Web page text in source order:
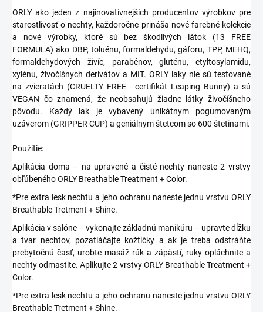
ORLY ako jeden z najinovatívnejších producentov výrobkov pre
starostlivosť o nechty, každoročne prináša nové farebné kolekcie
a nové výrobky, ktoré sú bez škodlivých látok (13 FREE
FORMULA) ako DBP, toluénu, formaldehydu, gáforu, TPP, MEHQ,
formaldehydových živíc, parabénov, gluténu, etyltosylamidu,
xylénu, živočíšnych derivátov a MIT. ORLY laky nie sú testované
na zvieratách (CRUELTY FREE - certifikát Leaping Bunny) a sú
VEGAN čo znamená, že neobsahujú žiadne látky živočíšneho
pôvodu. Každý lak je vybavený unikátnym pogumovaným
uzáverom (GRIPPER CUP) a geniálnym štetcom so 600 štetinami.
Použitie:
Aplikácia doma – na upravené a čisté nechty naneste 2 vrstvy
obľúbeného ORLY Breathable Treatment + Color.
*Pre extra lesk nechtu a jeho ochranu naneste jednu vrstvu ORLY
Breathable Tretment + Shine.
Aplikácia v salóne – vykonajte základnú manikúru – upravte dĺžku
a tvar nechtov, pozatláčajte kožtičky a ak je treba odstráňte
prebytočnú časť, urobte masáž rúk a zápästí, ruky opláchnite a
nechty odmastite. Aplikujte 2 vrstvy ORLY Breathable Treatment +
Color.
*Pre extra lesk nechtu a jeho ochranu naneste jednu vrstvu ORLY
Breathable Tretment + Shine.